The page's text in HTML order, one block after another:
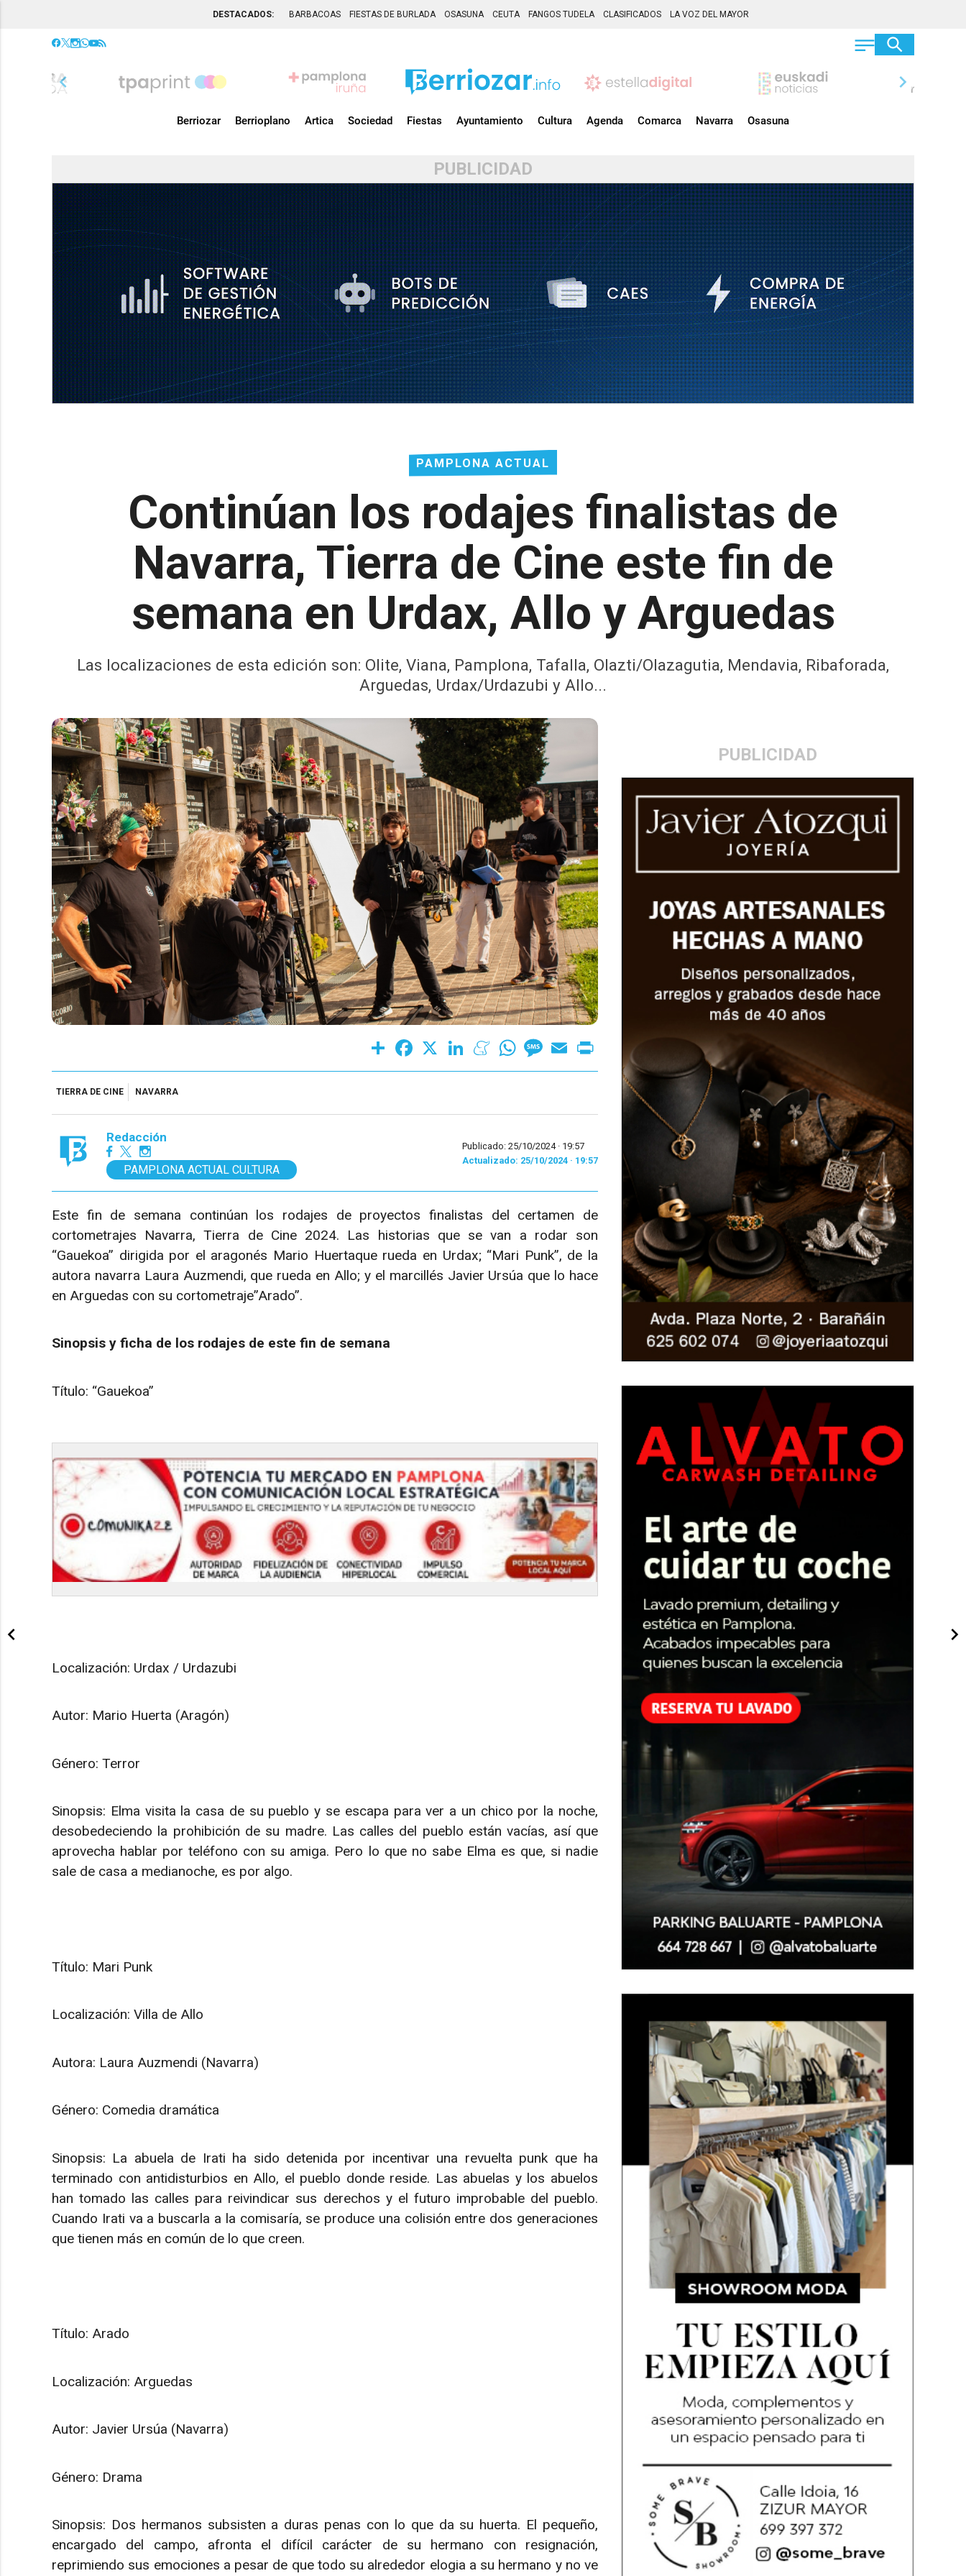
DESTACADOS: BARBACOAS FIESTAS DE BURLADA OSASUNA CEUTA FANGOS TUDELA CLASIFICADOS LA VOZ DEL MAYOR
chevron_left chevron_right
Berriozar Berrioplano Artica Sociedad Fiestas Ayuntamiento Cultura Agenda Comarca Navarra Osasuna
PUBLICIDAD
PAMPLONA ACTUAL
Continúan los rodajes finalistas de
Navarra, Tierra de Cine este fin de
semana en Urdax, Allo y Arguedas
Las localizaciones de esta edición son: Olite, Viana, Pamplona, Tafalla, Olazti/Olazagutia, Mendavia, Ribaforada,
Arguedas, Urdax/Urdazubi y Allo...
PUBLICIDAD
Share Facebook LinkedInMeneameWhatsAppMessage
Email
TIERRA DE CINE NAVARRA
Redacción
PAMPLONA ACTUAL CULTURA
Publicado: 25/10/2024 · 19:57
Actualizado: 25/10/2024 · 19:57
Este fin de semana continúan los rodajes de proyectos finalistas del certamen de
cortometrajes Navarra, Tierra de Cine 2024. Las historias que se van a rodar son
“Gauekoa” dirigida por el aragonés Mario Huertaque rueda en Urdax; “Mari Punk”, de la
autora navarra Laura Auzmendi, que rueda en Allo; y el marcillés Javier Ursúa que lo hace
en Arguedas con su cortometraje”Arado”.
Sinopsis y ficha de los rodajes de este fin de semana
Título: “Gauekoa”
Localización: Urdax / Urdazubi
Autor: Mario Huerta (Aragón)
Género: Terror
Sinopsis: Elma visita la casa de su pueblo y se escapa para ver a un chico por la noche,
desobedeciendo la prohibición de su madre. Las calles del pueblo están vacías, así que
aprovecha hablar por teléfono con su amiga. Pero lo que no sabe Elma es que, si nadie
sale de casa a medianoche, es por algo.
Título: Mari Punk
Localización: Villa de Allo
Autora: Laura Auzmendi (Navarra)
Género: Comedia dramática
Sinopsis: La abuela de Irati ha sido detenida por incentivar una revuelta punk que ha
terminado con antidisturbios en Allo, el pueblo donde reside. Las abuelas y los abuelos
han tomado las calles para reivindicar sus derechos y el futuro improbable del pueblo.
Cuando Irati va a buscarla a la comisaría, se produce una colisión entre dos generaciones
que tienen más en común de lo que creen.
Título: Arado
Localización: Arguedas
Autor: Javier Ursúa (Navarra)
Género: Drama
Sinopsis: Dos hermanos subsisten a duras penas con lo que da su huerta. El pequeño,
encargado del campo, afronta el difícil carácter de su hermano con resignación,
reprimiendo sus emociones a pesar de que todo su alrededor elogia a su hermano y no ve